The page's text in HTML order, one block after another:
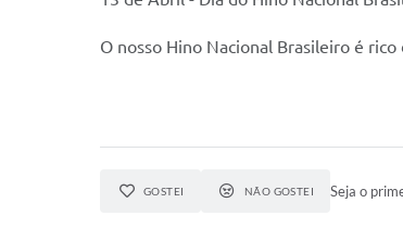
O nosso Hino Nacional Brasileiro é
GOSTEI NÃO GOSTEI Seja o